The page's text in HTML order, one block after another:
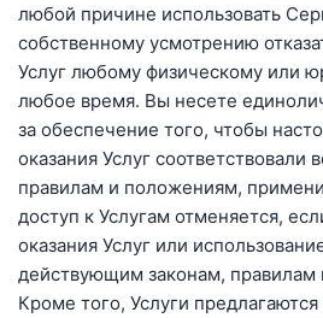
любой причине использовать
собственному усмотрению
Услуг любому физическому или
любое время. Вы несете
за обеспечение того, чтобы
оказания Услуг соответствовали
правилам и положениям,
доступ к Услугам отменяется,
оказания Услуг или
действующим законам, правилам
Кроме того, Услуги